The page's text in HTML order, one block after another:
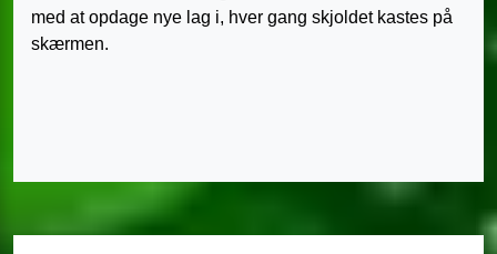
med at opdage nye lag i, hver gang skjoldet kastes på
skærmen.